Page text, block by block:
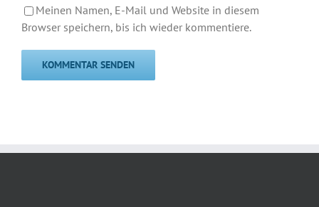
Meinen Namen, E-Mail und Website in diesem
Browser speichern, bis ich wieder kommentiere.